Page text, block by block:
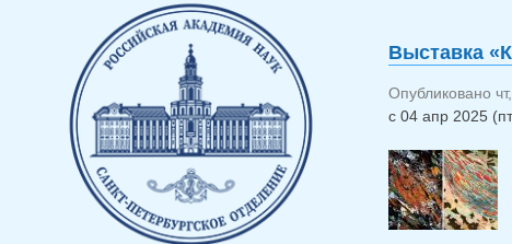
Выставка
Опубликовано
с 04 апр 2025